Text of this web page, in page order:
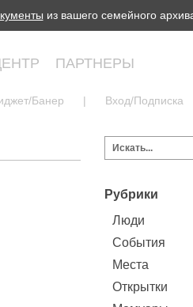
из вашего семейного
ПАРТНЕРЫ
Банер | Вход/Подписка
Рубрики
Люди
События
Места
Открытки